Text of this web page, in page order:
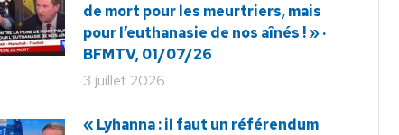
de mort pour les meurtriers, mais
pour l’euthanasie de nos aînés ! » ·
BFMTV, 01/07/26
3 juillet 2026
« Lyhanna : il faut un référendum